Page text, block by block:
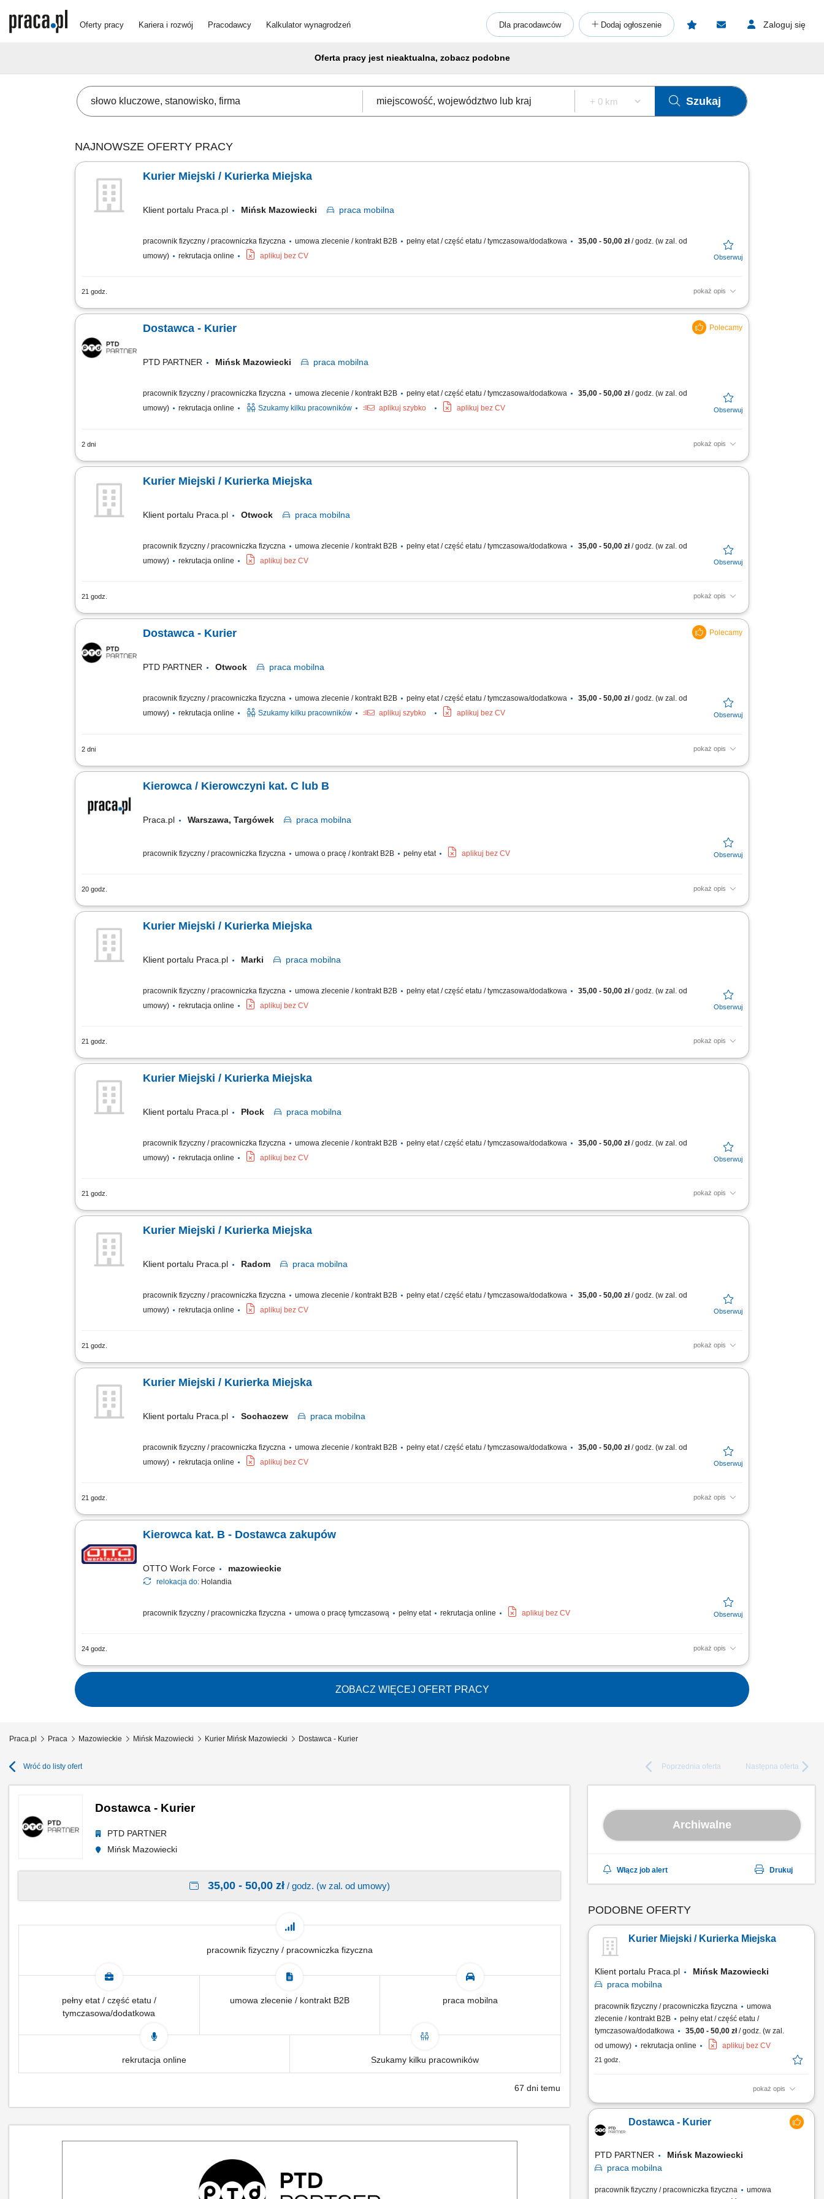
Oferty pracy Kariera i rozwój Pracodawcy Kalkulator wynagrodzeń Dla pracodawców Dodaj ogłoszenie Zaloguj się
Oferta pracy jest nieaktualna, zobacz podobne
Szukaj
NAJNOWSZE OFERTY PRACY
Kurier Miejski / Kurierka Miejska
Klient portalu Praca.pl Mińsk Mazowiecki praca mobilna
pracownik fizyczny / pracowniczka fizyczna umowa zlecenie / kontrakt B2B pełny etat / część etatu / tymczasowa/dodatkowa 35,00 - 50,00 zł/ godz. (w zal. od
umowy)
rekrutacja online aplikuj bez CV
21 godz. pokaż opis
odbiór i dostarczanie posiłków, zakupów oraz drobnych przesyłek na wskazany adres, zabezpieczanie przesyłek podczas transportu, aby dotarły w nienaruszonym
Dostawca - Kurier
PTD PARTNER Mińsk Mazowiecki praca mobilna
pracownik fizyczny / pracowniczka fizyczna umowa zlecenie / kontrakt B2B pełny etat / część etatu / tymczasowa/dodatkowa 35,00 - 50,00 zł/ godz. (w zal. od
umowy)
rekrutacja online Szukamy kilku pracowników aplikuj szybko aplikuj bez CV
2 dni pokaż opis
Zakres obowiązków Odbieranie i dostarczanie posiłków/zakupów; Zabezpieczanie przesyłek przed ewentualnymi uszkodzeniami; Utrzymywanie dobrych relacji z
Kurier Miejski / Kurierka Miejska
Klient portalu Praca.pl Otwock praca mobilna
pracownik fizyczny / pracowniczka fizyczna umowa zlecenie / kontrakt B2B pełny etat / część etatu / tymczasowa/dodatkowa 35,00 - 50,00 zł/ godz. (w zal. od
umowy)
rekrutacja online aplikuj bez CV
21 godz. pokaż opis
odbiór i dostarczanie posiłków, zakupów oraz drobnych przesyłek na wskazany adres, zabezpieczanie przesyłek podczas transportu, aby dotarły w nienaruszonym
Dostawca - Kurier
PTD PARTNER Otwock praca mobilna
pracownik fizyczny / pracowniczka fizyczna umowa zlecenie / kontrakt B2B pełny etat / część etatu / tymczasowa/dodatkowa 35,00 - 50,00 zł/ godz. (w zal. od
umowy)
rekrutacja online Szukamy kilku pracowników aplikuj szybko aplikuj bez CV
2 dni pokaż opis
Zakres obowiązków Odbieranie i dostarczanie posiłków/zakupów; Zabezpieczanie przesyłek przed ewentualnymi uszkodzeniami; Utrzymywanie dobrych relacji z
Kierowca / Kierowczyni kat. C lub B
Praca.pl Warszawa, Targówek praca mobilna
pracownik fizyczny / pracowniczka fizyczna umowa o pracę / kontrakt B2B pełny etat aplikuj bez CV
20 godz. pokaż opis
Zakres obowiązków: realizacja dostaw towaru do klientów zgodnie z harmonogramem, rozładunek produktów oraz przekazanie dokumentów dostawy, profesjonalna
Kurier Miejski / Kurierka Miejska
Klient portalu Praca.pl Marki praca mobilna
pracownik fizyczny / pracowniczka fizyczna umowa zlecenie / kontrakt B2B pełny etat / część etatu / tymczasowa/dodatkowa 35,00 - 50,00 zł/ godz. (w zal. od
umowy)
rekrutacja online aplikuj bez CV
21 godz. pokaż opis
odbiór i dostarczanie posiłków, zakupów oraz drobnych przesyłek na wskazany adres, zabezpieczanie przesyłek podczas transportu, aby dotarły w nienaruszonym
Kurier Miejski / Kurierka Miejska
Klient portalu Praca.pl Płock praca mobilna
pracownik fizyczny / pracowniczka fizyczna umowa zlecenie / kontrakt B2B pełny etat / część etatu / tymczasowa/dodatkowa 35,00 - 50,00 zł/ godz. (w zal. od
umowy)
rekrutacja online aplikuj bez CV
21 godz. pokaż opis
odbiór i dostarczanie posiłków, zakupów oraz drobnych przesyłek na wskazany adres, zabezpieczanie przesyłek podczas transportu, aby dotarły w nienaruszonym
Kurier Miejski / Kurierka Miejska
Klient portalu Praca.pl Radom praca mobilna
pracownik fizyczny / pracowniczka fizyczna umowa zlecenie / kontrakt B2B pełny etat / część etatu / tymczasowa/dodatkowa 35,00 - 50,00 zł/ godz. (w zal. od
umowy)
rekrutacja online aplikuj bez CV
21 godz. pokaż opis
odbiór i dostarczanie posiłków, zakupów oraz drobnych przesyłek na wskazany adres, zabezpieczanie przesyłek podczas transportu, aby dotarły w nienaruszonym
Kurier Miejski / Kurierka Miejska
Klient portalu Praca.pl Sochaczew praca mobilna
pracownik fizyczny / pracowniczka fizyczna umowa zlecenie / kontrakt B2B pełny etat / część etatu / tymczasowa/dodatkowa 35,00 - 50,00 zł/ godz. (w zal. od
umowy)
rekrutacja online aplikuj bez CV
21 godz. pokaż opis
odbiór i dostarczanie posiłków, zakupów oraz drobnych przesyłek na wskazany adres, zabezpieczanie przesyłek podczas transportu, aby dotarły w nienaruszonym
Kierowca kat. B - Dostawca zakupów
OTTO Work Force mazowieckie
relokacja do: Holandia
pracownik fizyczny / pracowniczka fizyczna umowa o pracę tymczasową pełny etat rekrutacja online aplikuj bez CV
24 godz. pokaż opis
Twoje codzienne zadania Dostarczasz zakupy spożywcze bezpiecznie i z troską. Będziesz: Dostarczać zamówienia do klientów do domu; Prowadzić nowoczesny
ZOBACZ WIĘCEJ OFERT PRACY
Praca.pl Praca Mazowieckie Mińsk Mazowiecki Kurier Mińsk Mazowiecki Dostawca - Kurier
Wróć do listy ofert Poprzednia oferta Następna oferta
Dostawca - Kurier
PTD PARTNER
Mińsk Mazowiecki
35,00 - 50,00 zł/ godz. (w zal. od umowy)
pracownik fizyczny / pracowniczka fizyczna
pełny etat / część etatu /
tymczasowa/dodatkowa
umowa zlecenie / kontrakt B2B praca mobilna
rekrutacja online Szukamy kilku pracowników
67 dni temu
Archiwalne
Włącz job alert Drukuj
PODOBNE OFERTY
Kurier Miejski / Kurierka Miejska
Klient portalu Praca.pl
Mińsk Mazowiecki
praca mobilna
pracownik fizyczny / pracowniczka fizyczna
umowa
zlecenie / kontrakt B2B
pełny etat / część etatu /
tymczasowa/dodatkowa
35,00 - 50,00 zł/ godz. (w zal.
od umowy)
rekrutacja online aplikuj bez CV
21 godz.
pokaż opis
odbiór i dostarczanie posiłków, zakupów oraz drobnych
podczas transportu, aby dotarły w nienaruszonym stanie,
utrzymywanie pozytywnych relacji z klientami i dbanie o
Delivery...
Dostawca - Kurier
PTD PARTNER
Mińsk Mazowiecki
praca mobilna
pracownik fizyczny / pracowniczka fizyczna
umowa